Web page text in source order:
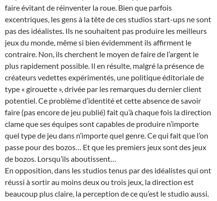
faire évitant de réinventer la roue. Bien que parfois
excentriques, les gens à la tête de ces studios start-ups ne sont
pas des idéalistes. Ils ne souhaitent pas produire les meilleurs
jeux du monde, même si bien évidemment ils affirment le
contraire. Non, ils cherchent le moyen de faire de l’argent le
plus rapidement possible. Il en résulte, malgré la présence de
créateurs vedettes expérimentés, une politique éditoriale de
type « girouette », drivée par les remarques du dernier client
potentiel. Ce problème d’identité et cette absence de savoir
faire (pas encore de jeu publié) fait qu’à chaque fois la direction
clame que ses équipes sont capables de produire n’importe
quel type de jeu dans n’importe quel genre. Ce qui fait que l’on
passe pour des bozos… Et que les premiers jeux sont des jeux
de bozos. Lorsqu’ils aboutissent…
En opposition, dans les studios tenus par des idéalistes qui ont
réussi à sortir au moins deux ou trois jeux, la direction est
beaucoup plus claire, la perception de ce qu’est le studio aussi.